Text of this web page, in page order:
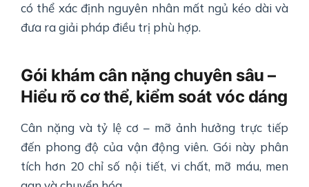
có thể xác định nguyên nhân mất ngủ kéo dài và
đưa ra giải pháp điều trị phù hợp.
Gói khám cân nặng chuyên sâu –
Hiểu rõ cơ thể, kiểm soát vóc dáng
Cân nặng và tỷ lệ cơ – mỡ ảnh hưởng trực tiếp
đến phong độ của vận động viên. Gói này phân
tích hơn 20 chỉ số nội tiết, vi chất, mỡ máu, men